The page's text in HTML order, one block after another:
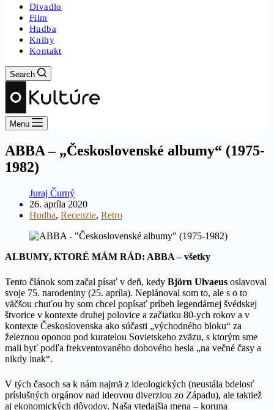
Divadlo
Film
Hudba
Knihy
Kontakt
Search
Menu
ABBA – „Československé albumy“ (1975-
1982)
Juraj Čurný
26. apríla 2020
Hudba, Recenzie, Retro
ALBUMY, KTORÉ MÁM RÁD: ABBA – všetky
Tento článok som začal písať v deň, kedy Björn Ulvaeus oslavoval
svoje 75. narodeniny (25. apríla). Neplánoval som to, ale s o to
väčšou chuťou by som chcel popísať príbeh legendárnej švédskej
štvorice v kontexte druhej polovice a začiatku 80-ych rokov a v
kontexte Československa ako súčasti „východného bloku“ za
železnou oponou pod kuratelou Sovietskeho zväzu, s ktorým sme
mali byť podľa frekventovaného dobového hesla „na večné časy a
nikdy inak“.
V tých časoch sa k nám najmä z ideologických (neustála bdelosť
príslušných orgánov nad ideovou diverziou zo Západu), ale taktiež
aj ekonomických dôvodov. Naša vtedajšia mena – koruna